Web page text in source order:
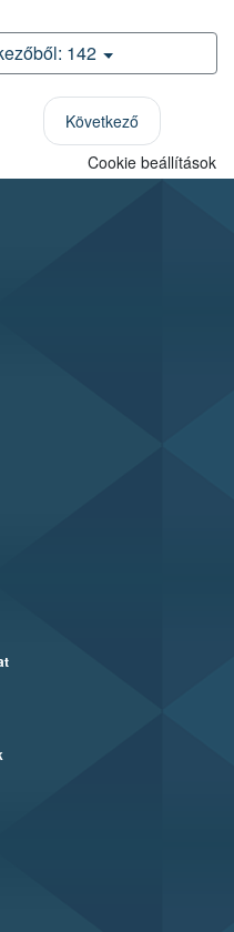
142
Következő
Cookie beállítások